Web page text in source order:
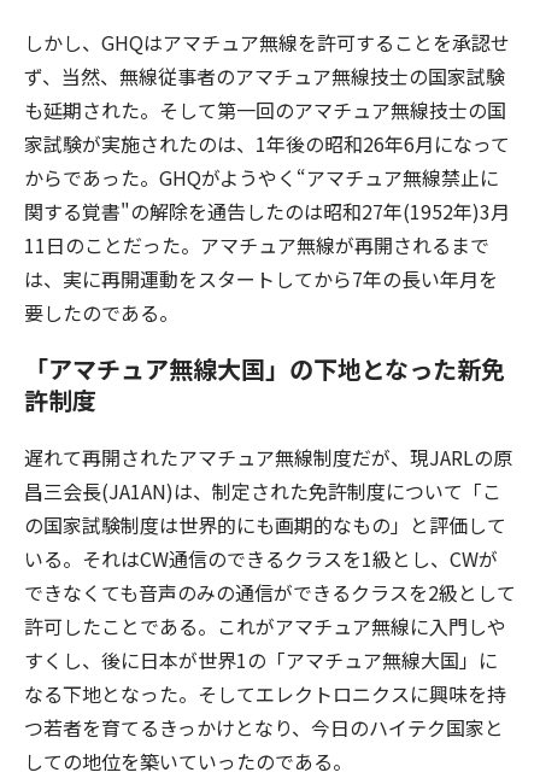
しかし、GHQはアマチュア無線を許可することを承認せ
ず、当然、無線従事者のアマチュア無線技士の国家試験
も延期された。そして第一回のアマチュア無線技士の国
家試験が実施されたのは、1年後の昭和26年6月になって
からであった。GHQがようやく“アマチュア無線禁止に
関する覚書"の解除を通告したのは昭和27年(1952年)3月
11日のことだった。アマチュア無線が再開されるまで
は、実に再開運動をスタートしてから7年の長い年月を
要したのである。
「アマチュア無線大国」の下地となった新免
許制度
遅れて再開されたアマチュア無線制度だが、現JARLの原
昌三会長(JA1AN)は、制定された免許制度について「こ
の国家試験制度は世界的にも画期的なもの」と評価して
いる。それはCW通信のできるクラスを1級とし、CWが
できなくても音声のみの通信ができるクラスを2級として
許可したことである。これがアマチュア無線に入門しや
すくし、後に日本が世界1の「アマチュア無線大国」に
なる下地となった。そしてエレクトロニクスに興味を持
つ若者を育てるきっかけとなり、今日のハイテク国家と
しての地位を築いていったのである。